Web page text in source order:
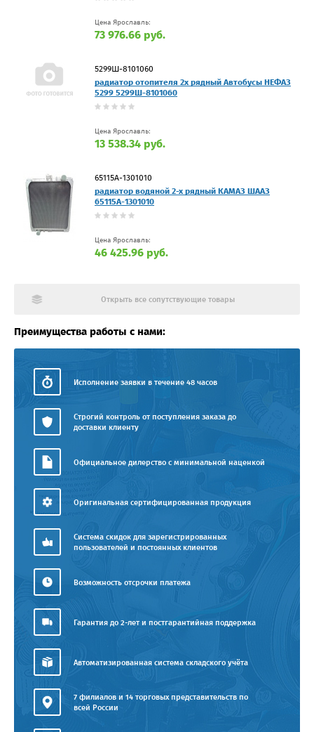
Цена Ярославль:
73 976.66 руб.
5299Ш-8101060
радиатор отопителя 2х рядный Автобусы НЕФАЗ
5299 5299Ш-8101060
Цена Ярославль:
13 538.34 руб.
65115А-1301010
радиатор водяной 2-х рядный КАМАЗ ШААЗ
65115А-1301010
Цена Ярославль:
46 425.96 руб.
Открыть все сопутствующие товары
Преимущества работы с нами:
Исполнение заявки в течение 48 часов
Строгий контроль от поступления заказа до
доставки клиенту
Официальное дилерство с минимальной наценкой
Оригинальная сертифицированная продукция
Система скидок для зарегистрированных
пользователей и постоянных клиентов
Возможность отсрочки платежа
Гарантия до 2-лет и постгарантийная поддержка
Автоматизированная система складского учёта
7 филиалов и 14 торговых представительств по
всей России